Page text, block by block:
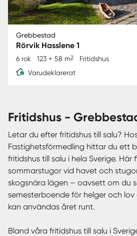
Grebbestad
Rörvik Hasslene 1
6 rok 123 + 58 m2
Fritidshus
Varudeklarerat
fritidshus -
Letar du efter fritidshus till salu?
Fastighetsförmedling hittar du ett
fritidshus till salu i hela Sverige. Här
sommarstugor vid havet och
skogsnära lägen – oavsett om du
semesterboende för helger och lov
kan användas året runt.
Bland våra fritidshus till salu i